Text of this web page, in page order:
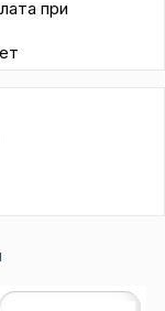
при